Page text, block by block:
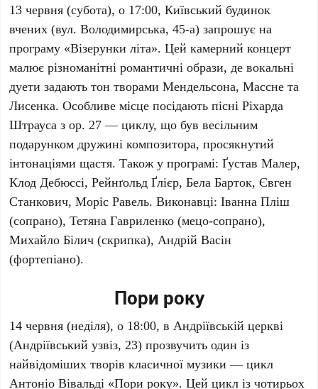
13 червня (субота), о 17:00,Київський будинок
вчених (вул. Володимирська, 45-а) запрошує на
програму «Візерунки літа». Цей камерний концерт
малює різноманітні романтичні образи, де вокальні
дуети задають тон творамиМендельсона,Массне та
Лисенка. Особливе місце посідають пісніРіхарда
Штрауса з op. 27 — циклу, що був весільним
подарунком дружині композитора, просякнутий
інтонаціями щастя. Також у програмі:Ґустав Малер,
Клод Дебюссі,Рейнґольд Ґлієр,Бела Барток,Євген
Станкович,Моріс Равель. Виконавці:Іванна Пліш
(сопрано),Тетяна Гавриленко (мецо-сопрано),
Михайло Білич (скрипка),Андрій Васін
(фортепіано).
Пори року
14 червня (неділя), о 18:00, вАндріївській церкві
(Андріївський узвіз, 23) прозвучить один із
найвідоміших творів класичної музики — цикл
Антоніо Вівальді «Пори року». Цей цикл із чотирьох